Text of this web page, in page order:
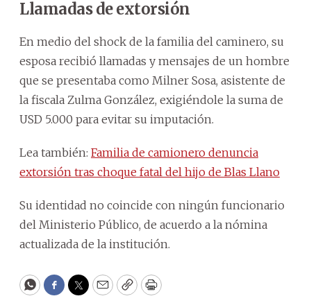
Llamadas de extorsión
En medio del shock de la familia del caminero, su
esposa recibió llamadas y mensajes de un hombre
que se presentaba como Milner Sosa, asistente de
la fiscala Zulma González, exigiéndole la suma de
USD 5.000 para evitar su imputación.
Lea también: Familia de camionero denuncia
extorsión tras choque fatal del hijo de Blas Llano
Su identidad no coincide con ningún funcionario
del Ministerio Público, de acuerdo a la nómina
actualizada de la institución.
WhatsApp
Facebook
Twitter
EmailCopyPrint